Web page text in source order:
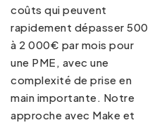
coûts qui peuvent
rapidement dépasser 500
à 2 000€ par mois pour
une PME, avec une
complexité de prise en
main importante. Notre
approche avec Make et